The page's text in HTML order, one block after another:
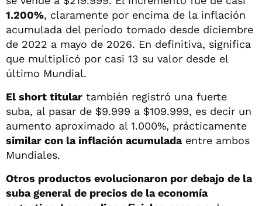
1.200%, claramente por encima de la inflación
acumulada del período tomado desde diciembre
de 2022 a mayo de 2026. En definitiva, significa
que multiplicó por casi 13 su valor desde el
último Mundial.
El short titular también registró una fuerte
suba, al pasar de $9.999 a $109.999, es decir un
aumento aproximado al 1.000%, prácticamente
similar con la inflación acumuladaentre ambos
Mundiales.
Otros productos evolucionaron por debajo de la
suba general de precios de la economía